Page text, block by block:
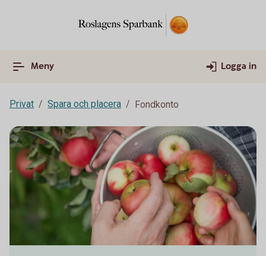
Meny Logga in
Privat Spara och placera Fondkonto